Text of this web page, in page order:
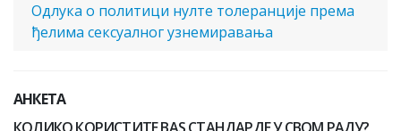
Одлука о политици нулте толеранције према
ђелима сексуалног узнемиравања
АНКЕТА